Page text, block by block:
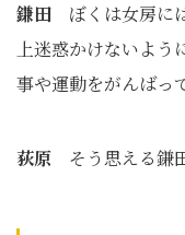
鎌田 ぼくは女房に
上迷惑かけないよ
事や運動をがんばっ
荻原 そう思える鎌